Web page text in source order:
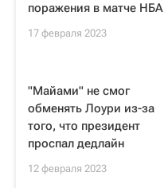
поражения в матче НБА
17 февраля 2023
"Майами" не смог
обменять Лоури из-за
того, что президент
проспал дедлайн
12 февраля 2023